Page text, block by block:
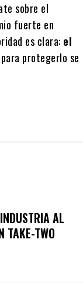
sobre el
fuerte en
es clara: el
protegerlo se
AL
TAKE-TWO